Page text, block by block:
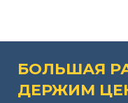
БОЛЬШАЯ
ДЕРЖИМ